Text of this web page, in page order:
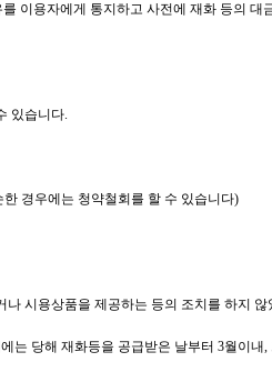
이용자에게 통지하고 사전에 재화 등의 대
있습니다.
경우에는 청약철회를 할 수 있습니다)
시용상품을 제공하는 등의 조치를 하지
당해 재화등을 공급받은 날부터 3월이내